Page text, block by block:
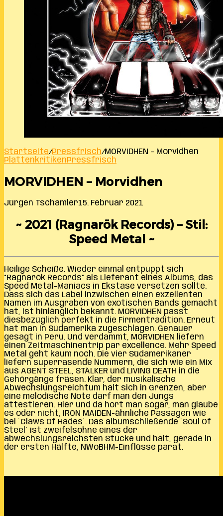
Startseite/Pressfrisch/MORVIDHEN – Morvidhen
PlattenkritikenPressfrisch
MORVIDHEN – Morvidhen
Jürgen Tschamler15. Februar 2021
~ 2021 (Ragnarök Records) – Stil:
Speed Metal ~
Heilige Scheiße. Wieder einmal entpuppt sich
“Ragnarök Records” als Lieferant eines Albums, das
Speed Metal-Maniacs in Ekstase versetzen sollte.
Dass sich das Label inzwischen einen exzellenten
Namen im Ausgraben von exotischen Bands gemacht
hat, ist hinlänglich bekannt. MORVIDHEN passt
diesbezüglich perfekt in die Firmentradition. Erneut
hat man in Südamerika zugeschlagen. Genauer
gesagt in Peru. Und verdammt, MORVIDHEN liefern
einen Zeitmaschinentrip par excellence. Mehr Speed
Metal geht kaum noch. Die vier Südamerikaner
liefern superrasende Nummern, die sich wie ein Mix
aus AGENT STEEL, STÄLKER und LIVING DEATH in die
Gehörgänge fräsen. Klar, der musikalische
Abwechslungsreichtum hält sich in Grenzen, aber
eine melodische Note darf man den Jungs
attestieren. Hier und da hört man sogar, man glaube
es oder nicht, IRON MAIDEN-ähnliche Passagen wie
bei `Claws Of Hades`. Das albumschließende `Soul Of
Steel` ist zweifelsohne eines der
abwechslungsreichsten Stücke und hält, gerade in
der ersten Hälfte, NWoBHM-Einflüsse parat.